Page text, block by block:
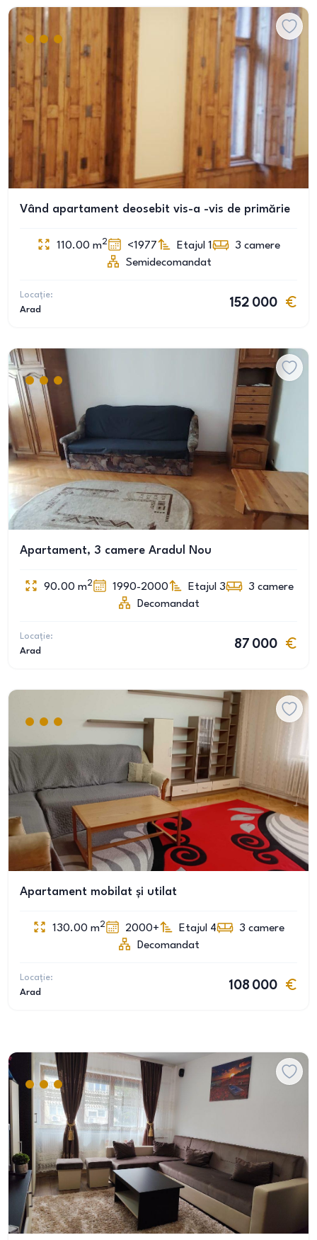
Vând apartament deosebit vis-a -vis de primărie
110.00 m2 <1977 Etajul 1 3 camere
Semidecomandat
Locație:
Arad
152 000
Apartament, 3 camere Aradul Nou
90.00 m2 1990-2000 Etajul 3 3 camere
Decomandat
Locație:
Arad
87 000
Apartament mobilat și utilat
130.00 m2 2000+ Etajul 4 3 camere
Decomandat
Locație:
Arad
108 000